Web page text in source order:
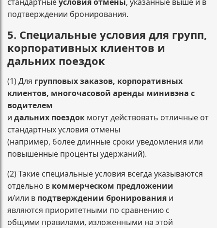
подтверждении бронирования.
5. Специальные условия для групп,
корпоративных клиентов и
дальних поездок
(1) Для групповых заказов, корпоративных
клиентов, многочасовой аренды минивэна с
водителем
и дальних поездок могут действовать отличные от
стандартных условия отмены
(например, более длинные сроки уведомления или
повышенные проценты удержаний).
(2) Такие специальные условия всегда указываются
отдельно в коммерческом предложении
и/или в подтверждении бронирования и
являются приоритетными по сравнению с
общими правилами, изложенными на этой